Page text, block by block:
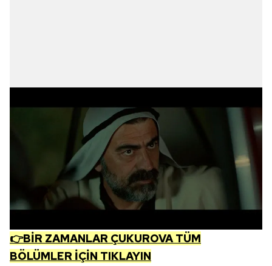
Çerezlere ilişkin tercihlerinizi aşağıda yer alan panel
vasıtasıyla belirleyebilirsiniz. Çerezlere ilişkin detaylı bilgi
için Ayarlar butonuna tıklayabilir,Çerez Bilgilendirme
ziyaret edebilirsiniz.
6698 sayılı Kişisel Verilerin Korunması Kanunu uyarınca
hazırlanmış Aydınlatma Metnimizi okumak ve sitemizde
almak için lütfentıklayınız.
👉BİR ZAMANLAR ÇUKUROVA TÜM
BÖLÜMLER İÇİN TIKLAYIN